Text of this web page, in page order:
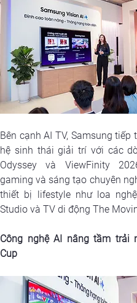
Bên cạnh AI TV, Samsung tiếp
hệ sinh thái giải trí với các
Odyssey và ViewFinity
gaming và sáng tạo chuyên
thiết bị lifestyle như loa
Studio và TV di động The
Công nghệ AI nâng tầm trải
Cup